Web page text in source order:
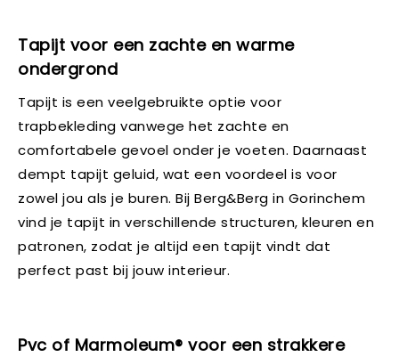
Tapijt voor een zachte en warme
ondergrond
Tapijt is een veelgebruikte optie voor
trapbekleding vanwege het zachte en
comfortabele gevoel onder je voeten. Daarnaast
dempt tapijt geluid, wat een voordeel is voor
zowel jou als je buren. Bij Berg&Berg in Gorinchem
vind je tapijt in verschillende structuren, kleuren en
patronen, zodat je altijd een tapijt vindt dat
perfect past bij jouw interieur.
Pvc of Marmoleum® voor een strakkere